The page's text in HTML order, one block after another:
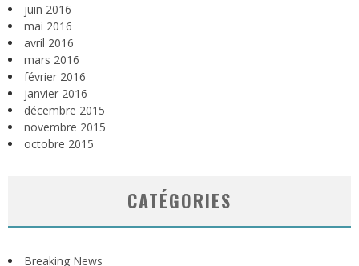
juin 2016
mai 2016
avril 2016
mars 2016
février 2016
janvier 2016
décembre 2015
novembre 2015
octobre 2015
CATÉGORIES
Breaking News